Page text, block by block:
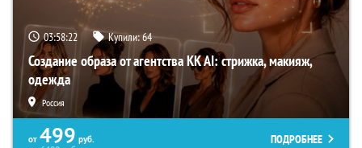
03:58:21 Купили:64
Создание образа от агентства KK AI: стрижка, макияж,
одежда
Россия
от 499 руб.
ПОДРОБНЕЕ